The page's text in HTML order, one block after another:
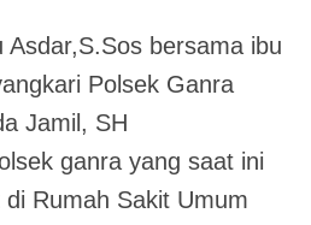
Asdar,S.Sos bersama ibu
Polsek Ganra
Jamil, SH
ganra yang saat ini
Rumah Sakit Umum